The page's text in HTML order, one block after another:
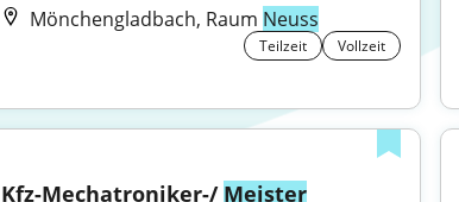
Mönchengladbach, Raum Neuss
Teilzeit Vollzeit
Kfz-Mechatroniker-/ Meister